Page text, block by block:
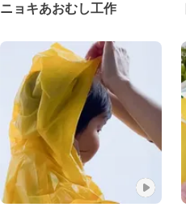
ニョキあおむし工作